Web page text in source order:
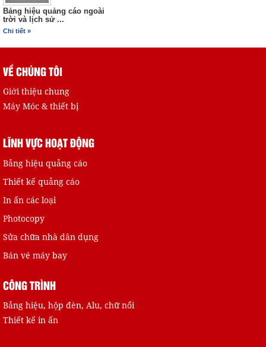
Bảng hiệu quảng cáo ngoài
trời và lịch sử ...
Chi tiết »
VỀ CHÚNG TÔI
Giới thiệu chung
Máy Móc & thiết bị
LĨNH VỰC HOẠT ĐỘNG
Bảng hiệu quảng cáo
Thiết kế quảng cáo
In ấn các loại
Photocopy
Sửa chữa nhà dân dụng
Bán vé máy bay
CÔNG TRÌNH
Bảng hiệu, hộp đèn, Alu, chữ nổi
Thiết kế in ấn